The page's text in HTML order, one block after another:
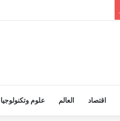
اقتصاد العالم علوم وتكنولوجيا